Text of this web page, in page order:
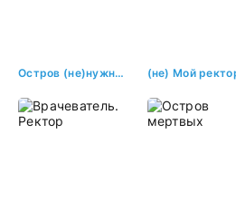
Остров (не)нужных (не) Мой